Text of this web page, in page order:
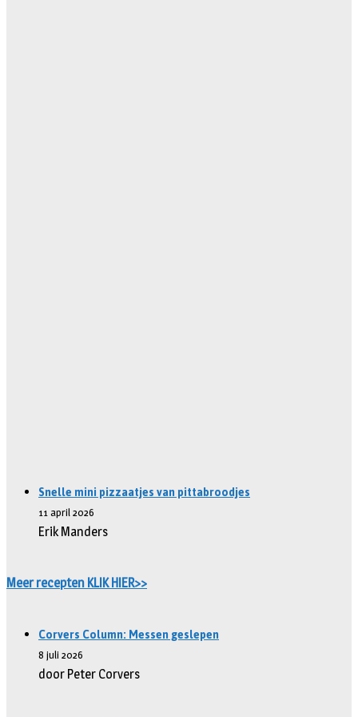
Snelle mini pizzaatjes van pittabroodjes
11 april 2026
Erik Manders
Meer recepten KLIK HIER>>
Corvers Column: Messen geslepen
8 juli 2026
door Peter Corvers